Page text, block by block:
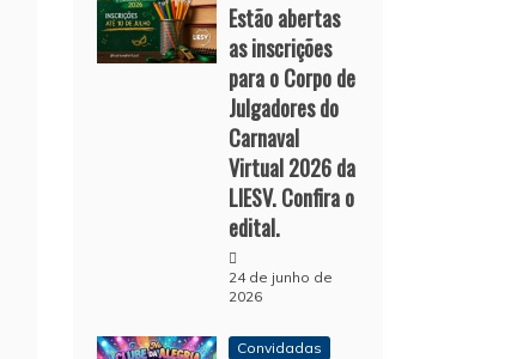
Estão abertas
as inscrições
para o Corpo de
Julgadores do
Carnaval
Virtual 2026 da
LIESV. Confira o
edital.
24 de junho de
2026
Convidadas